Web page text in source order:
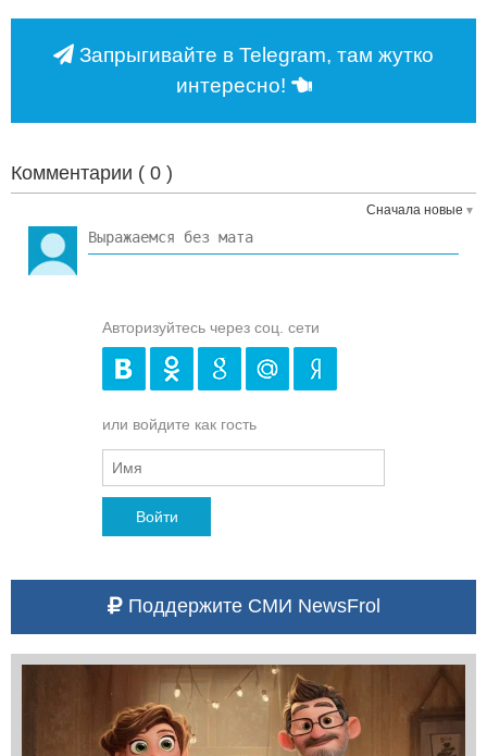
Запрыгивайте в Telegram, там жутко
интересно!
Комментарии ( 0 )
Сначала новые
Авторизуйтесь через соц. сети
или войдите как гость
Войти
Поддержите СМИ NewsFrol